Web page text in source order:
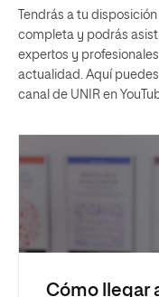
Tendrás a tu
completa y podrás
expertos y
actualidad. Aquí
canal de UNIR en
Cómo llegar